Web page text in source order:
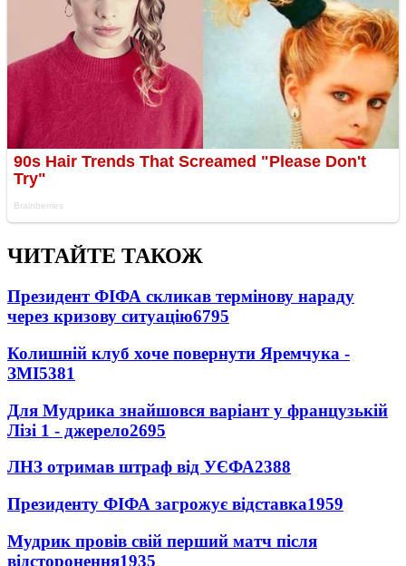
ЧИТАЙТЕ ТАКОЖ
Президент ФІФА скликав термінову нараду
через кризову ситуацію6795
Колишній клуб хоче повернути Яремчука -
ЗМІ5381
Для Мудрика знайшовся варіант у французькій
Лізі 1 - джерело2695
ЛНЗ отримав штраф від УЄФА2388
Президенту ФІФА загрожує відставка1959
Мудрик провів свій перший матч після
відсторонення1935